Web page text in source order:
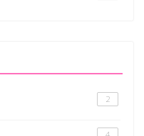
2